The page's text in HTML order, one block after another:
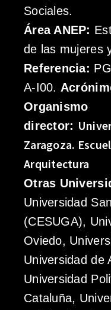
Sociales.
Área ANEP:
de las mujeres
Referencia:
A-I00.
Organismo
director:
Zaragoza.
Arquitectura
Otras
Universidad
(CESUGA),
Oviedo,
Universidad de
Universidad
Cataluña,